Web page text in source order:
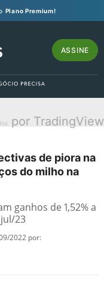
Plano Premium!
ASSINE
por TradingView
de piora na
do milho na
ganhos de 1,52% a
23
2022 por: